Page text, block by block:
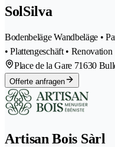
SolSilva
Bodenbeläge Wandbeläge •
• Plattengeschäft • Renovation
Place de la Gare 71630
Offerte anfragen
Artisan Bois Sàrl